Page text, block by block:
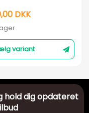
DKK
variant
hold dig opdateret